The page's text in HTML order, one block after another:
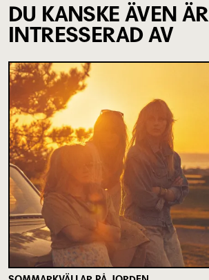
DU KANSKE ÄVEN ÄR
INTRESSERAD AV